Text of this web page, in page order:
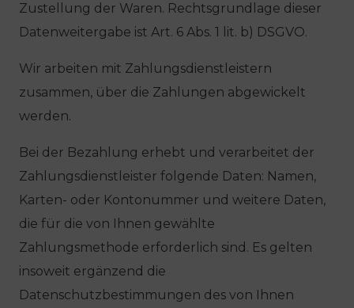
Zustellung der Waren. Rechtsgrundlage dieser
Datenweitergabe ist Art. 6 Abs. 1 lit. b) DSGVO.
Wir arbeiten mit Zahlungsdienstleistern
zusammen, über die Zahlungen abgewickelt
werden.
Bei der Bezahlung erhebt und verarbeitet der
Zahlungsdienstleister folgende Daten: Namen,
Karten- oder Kontonummer und weitere Daten,
die für die von Ihnen gewählte
Zahlungsmethode erforderlich sind. Es gelten
insoweit ergänzend die
Datenschutzbestimmungen des von Ihnen